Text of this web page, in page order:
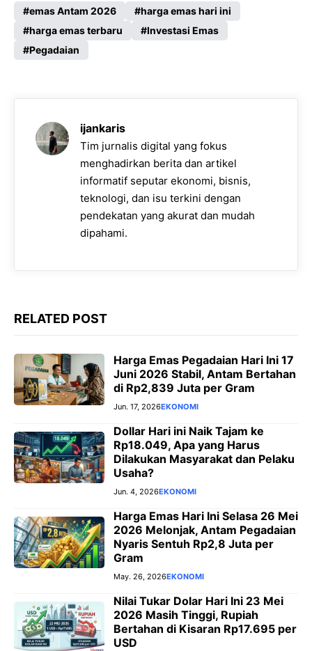
c
e
b
o
a
t
s
p
p
l
e
g
a
m
s
s
g
e
r
p
y
n
k
emas Antam 2026
harga emas hari ini
harga emas terbaru
Investasi Emas
Pegadaian
ijankaris
Tim jurnalis digital yang fokus
menghadirkan berita dan artikel
informatif seputar ekonomi, bisnis,
teknologi, dan isu terkini dengan
pendekatan yang akurat dan mudah
dipahami.
RELATED POST
Harga Emas Pegadaian Hari Ini 17
Juni 2026 Stabil, Antam Bertahan
di Rp2,839 Juta per Gram
Jun. 17, 2026EKONOMI
Dollar Hari ini Naik Tajam ke
Rp18.049, Apa yang Harus
Dilakukan Masyarakat dan Pelaku
Usaha?
Jun. 4, 2026EKONOMI
Harga Emas Hari Ini Selasa 26 Mei
2026 Melonjak, Antam Pegadaian
Nyaris Sentuh Rp2,8 Juta per
Gram
May. 26, 2026EKONOMI
Nilai Tukar Dolar Hari Ini 23 Mei
2026 Masih Tinggi, Rupiah
Bertahan di Kisaran Rp17.695 per
USD